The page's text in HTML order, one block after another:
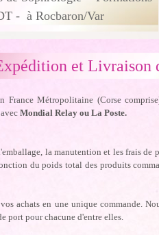
- à Rocbaron/Var
et Livraison
France Métropolitaine (Corse
Mondial Relay ou La Poste.
la manutention et les frais de
du poids total des produits
achats en une unique commande.
port pour chacune d'entre elles.